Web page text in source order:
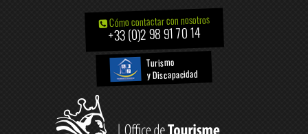
Cómo contactar con nosotros
+33 (0)2 98 91 70 14
Turismo
y Discapacidad